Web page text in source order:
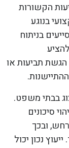
הקשורות
בנוגע
בניתוח
תביעות או
בבתי משפט.
סיכונים
ובכך
נכון יכול